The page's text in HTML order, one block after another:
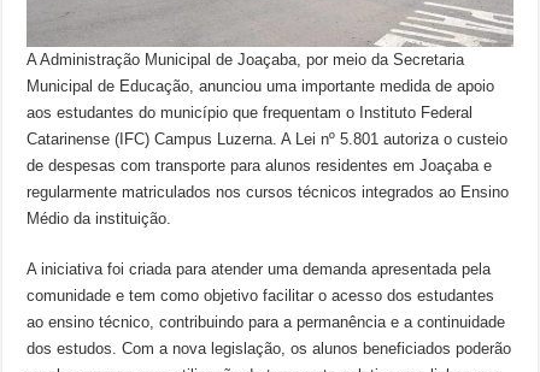
A Administração Municipal de Joaçaba, por meio da Secretaria
Municipal de Educação, anunciou uma importante medida de apoio
aos estudantes do município que frequentam o Instituto Federal
Catarinense (IFC) Campus Luzerna. A Lei nº 5.801 autoriza o custeio
de despesas com transporte para alunos residentes em Joaçaba e
regularmente matriculados nos cursos técnicos integrados ao Ensino
Médio da instituição.
A iniciativa foi criada para atender uma demanda apresentada pela
comunidade e tem como objetivo facilitar o acesso dos estudantes
ao ensino técnico, contribuindo para a permanência e a continuidade
dos estudos. Com a nova legislação, os alunos beneficiados poderão